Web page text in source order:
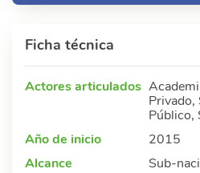
Ficha técnica
Actores articulados
Privado,
Público,
Año de inicio
2015
Alcance
Sub-